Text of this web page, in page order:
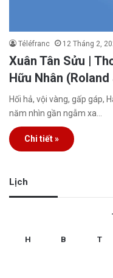
Téléfranc 12 Tháng 2,
Xuân Tân Sửu |
Hữu Nhân
Hối hả, vội vàng, gấp gáp,
năm nhìn gần ngẫm xa…
Chi tiết »
Lịch
H B T